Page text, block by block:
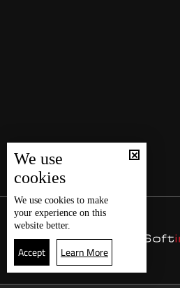
We use
cookies
We use cookies to make
your experience on this
website better.
Accept Learn More